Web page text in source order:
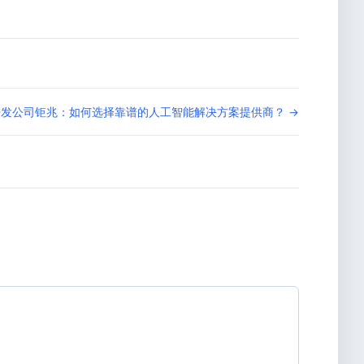
公司钜兆：如何选择靠谱的人工智能解决方案提供商？ →